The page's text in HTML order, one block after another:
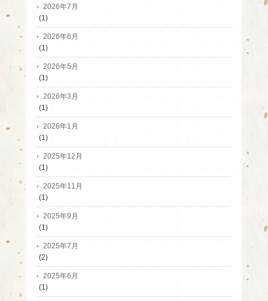
2026年7月
(1)
2026年6月
(1)
2026年5月
(1)
2026年3月
(1)
2026年1月
(1)
2025年12月
(1)
2025年11月
(1)
2025年9月
(1)
2025年7月
(2)
2025年6月
(1)